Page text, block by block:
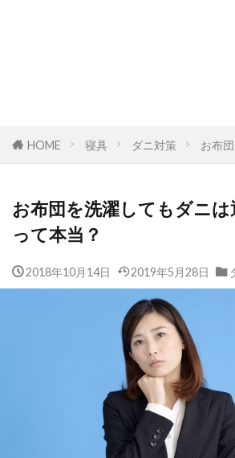
HOME 寝具 ダニ対策 お布
お布団を洗濯してもダニ
って本当？
2018年10月14日 2019年5月28日